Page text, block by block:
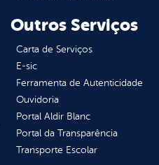
Outros Serviços
Carta de Serviços
E-sic
Ferramenta de Autenticidade
Ouvidoria
Portal Aldir Blanc
Portal da Transparência
Transporte Escolar